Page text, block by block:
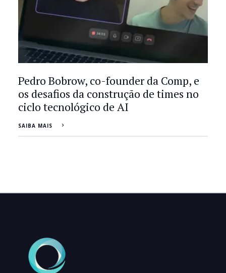
Pedro Bobrow, co-founder da Comp, e
os desafios da construção de times no
ciclo tecnológico de AI
SAIBA MAIS